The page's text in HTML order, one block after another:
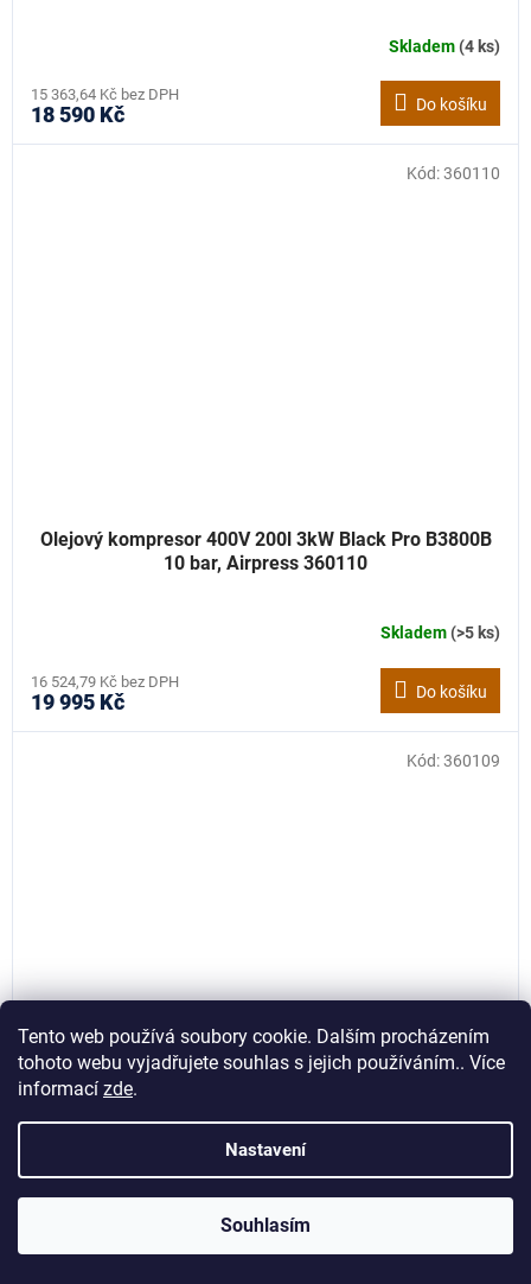
Tento web používá soubory cookie. Dalším procházením
tohoto webu vyjadřujete souhlas s jejich používáním.. Více
informací zde.
Nastavení
Souhlasím
Skladem(4 ks)
15 363,64 Kč bez DPH
18 590 Kč Do košíku
Olejový kompresor 400V 200l 3kW Black Pro B3800B
10 bar, Airpress 360110
Skladem(>5 ks)
16 524,79 Kč bez DPH
19 995 Kč Do košíku
Kód:360110
Olejový kompresor 230V 200l 2,2kW Black Pro B3800B
10 bar, Airpress 360109
Kód:360109